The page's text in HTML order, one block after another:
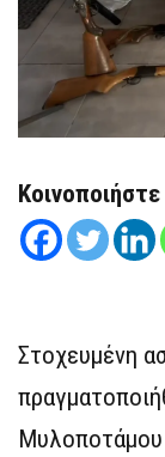
Κοινοποιήστε
Στοχευμένη
Μυλοποτάμου